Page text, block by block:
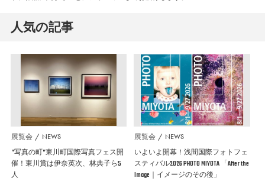
人気の記事
展覧会 NEWS
”写真の町”東川町国際写真フェス開
催！東川賞は伊奈英次、林典子ら5
人
展覧会 NEWS
いよいよ開幕！浅間国際フォトフェ
スティバル2026 PHOTO MIYOTA 「After the
Image｜イメージのその後」